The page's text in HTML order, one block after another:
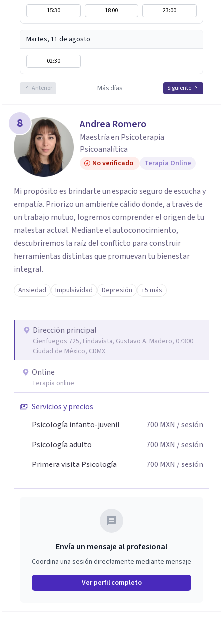
15:30 18:00 23:00
Martes, 11 de agosto
02:30
Anterior Más días Siguiente
8 Andrea Romero
Maestría en Psicoterapia
Psicoanalítica
No verificado Terapia Online
Mi propósito es brindarte un espacio seguro de escucha y
empatía. Priorizo un ambiente cálido donde, a través de
un trabajo mutuo, logremos comprender el origen de tu
malestar actual. Mediante el autoconocimiento,
descubriremos la raíz del conflicto para construir
herramientas distintas que promuevan tu bienestar
integral.
Ansiedad Impulsividad Depresión +5 más
Dirección principal
Cienfuegos 725, Lindavista, Gustavo A. Madero, 07300
Ciudad de México, CDMX
Online
Terapia online
Servicios y precios
Psicología infanto-juvenil
700 MXN / sesión
Psicología adulto
700 MXN / sesión
Primera visita Psicología
700 MXN / sesión
Envía un mensaje al profesional
Coordina una sesión directamente mediante mensaje
Ver perfil completo